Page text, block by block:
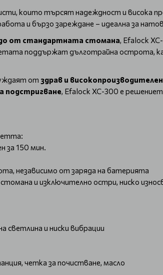
които търсят надеждност и висока
и бързо зареждане – идеална за
от стандартната стомана, Efalock
поддържат дълготрайна острота,
от здрав и
подстригване, Efalock XC-300 е
за 150 мин.
независимо от заряда на батерията
и изключително остри, ниско
светлина и ниски вибрации
четка за почистване, масло